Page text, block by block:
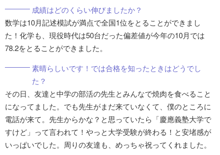
成績はどのくらい伸びましたか？
数学は10月記述模試が満点で全国1位をとることができまし
た！化学も、現役時代は50台だった偏差値が今年の10月では
78.2をとることができました。
素晴らしいです！では合格を知ったときはどうでし
た？
その日、友達と中学の部活の先生とみんなで焼肉を食べること
になってました。でも先生がまだ来ていなくて、僕のところに
電話が来て。先生からかな？と思っていたら「慶應義塾大学で
すけど」って言われて！やっと大学受験が終わる！と安堵感が
いっぱいでした。周りの友達も、めっちゃ祝ってくれました。